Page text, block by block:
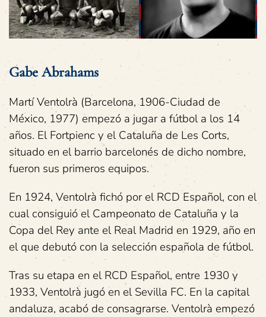
Gabe Abrahams
Martí Ventolrà (Barcelona, 1906-Ciudad de
México, 1977) empezó a jugar a fútbol a los 14
años. El Fortpienc y el Cataluña de Les Corts,
situado en el barrio barcelonés de dicho nombre,
fueron sus primeros equipos.
En 1924, Ventolrà fichó por el RCD Español, con el
cual consiguió el Campeonato de Cataluña y la
Copa del Rey ante el Real Madrid en 1929, año en
el que debutó con la selección española de fútbol.
Tras su etapa en el RCD Español, entre 1930 y
1933, Ventolrà jugó en el Sevilla FC. En la capital
andaluza, acabó de consagrarse. Ventolrà empezó